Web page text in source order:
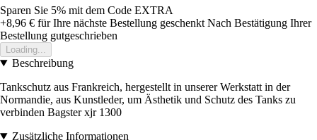
Sparen Sie 5% mit dem Code EXTRA
+8,96 € für Ihre nächste Bestellung geschenkt Nach Bestätigung Ihrer
Bestellung gutgeschrieben
Loading...
Beschreibung
Tankschutz aus Frankreich, hergestellt in unserer Werkstatt in der
Normandie, aus Kunstleder, um Ästhetik und Schutz des Tanks zu
verbinden Bagster xjr 1300
Zusätzliche Informationen